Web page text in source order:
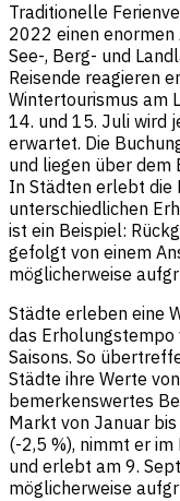
Traditionelle
2022 einen enormen
See-, Berg- und
Reisende reagieren
Wintertourismus am
14. und 15. Juli wird
erwartet. Die
und liegen über dem
In Städten erlebt die
unterschiedlichen
ist ein Beispiel:
gefolgt von einem
möglicherweise
Städte erleben eine
das
Saisons. So
Städte ihre Werte
bemerkenswertes
Markt von Januar
(-2,5 %), nimmt er
und erlebt am 9.
möglicherweise